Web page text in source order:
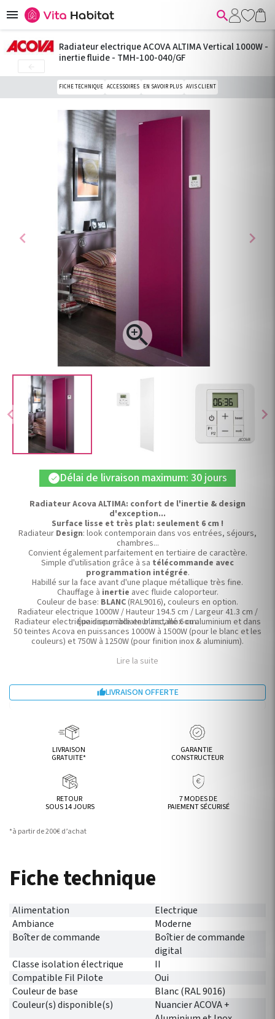
 
chevron_left chevron_right
chevron_left

chevron_right
Radiateur electrique ACOVA ALTIMA Vertical 1000W -
inertie fluide - TMH-100-040/GF
FICHE TECHNIQUE ACCESSOIRES EN SAVOIR PLUS AVIS CLIENT
check Délai de livraison maximum: 30 jours
Radiateur Acova ALTIMA: confort de l'inertie & design
d'exception...
Surface lisse et très plat: seulement 6 cm !
Radiateur Design: look contemporain dans vos entrées, séjours,
chambres...
Convient également parfaitement en tertiaire de caractère.
Simple d'utilisation grâce à sa télécommande avec
programmation intégrée.
Habillé sur la face avant d'une plaque métallique très fine.
Chauffage à inertie avec fluide caloporteur.
Couleur de base: BLANC (RAL9016), couleurs en option.
Radiateur electrique 1000W / Hauteur 194.5 cm / Largeur 41.3 cm /
Épaisseur radiateur installé 6 cm.
Radiateur electrique disponible en blanc, inox ou aluminium et dans
50 teintes Acova en puissances 1000W à 1500W (pour le blanc et les
couleurs) et 750W à 1250W (pour finition inox & aluminium).
Lire la suite
LIVRAISON OFFERTE
LIVRAISON
GRATUITE*
GARANTIE
CONSTRUCTEUR
RETOUR
SOUS 14 JOURS
7 MODES DE
PAIEMENT SÉCURISÉ
*à partir de 200€ d’achat
Fiche technique
Alimentation
Electrique
Ambiance
Moderne
Boîter de commande
Boîtier de commande
digital
Classe isolation électrique
II
Compatible Fil Pilote
Oui
Couleur de base
Blanc (RAL 9016)
Couleur(s) disponible(s)
Nuancier ACOVA +